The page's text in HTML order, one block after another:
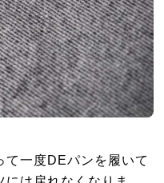
て一度DEパンを履いて